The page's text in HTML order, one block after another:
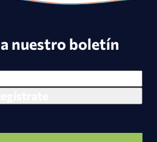
nuestro boletín